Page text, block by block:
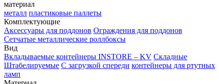
материал
металл пластиковые паллеты
Комплектующие
Аксессуары для поддонов Ограждения для поддонов
Сетчатые металлические роллбоксы
Вид
Вкладываемые контейнеры INSTORE – KV Складные
Штабелируемые С загрузкой спереди контейнеры для ртутных
ламп